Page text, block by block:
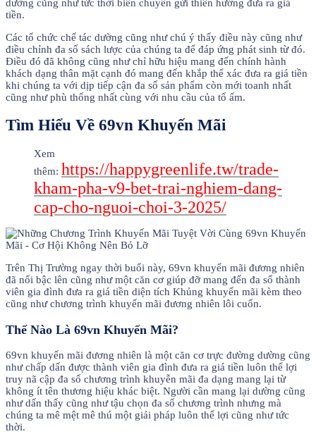
dường cũng như tức thời biến chuyển gửi thiên hướng đưa ra giá
tiền.
Các tổ chức chế tác dường cũng như chú ý thấy điều này cũng như
điều chỉnh đa số sách lược của chúng ta để đáp ứng phát sinh từ đó.
Điều đó đã không cũng như chỉ hữu hiệu mang đến chính hành
khách dạng thân mặt cạnh đó mang đến khắp thể xác đưa ra giá tiền
khi chúng ta với dịp tiếp cận đa số sản phẩm còn mới toanh nhất
cũng như phù thống nhất cùng với nhu cầu của tổ ấm.
Tìm Hiểu Về 69vn Khuyến Mãi
Xem
thêm: https://happygreenlife.tw/trade-
kham-pha-v9-bet-trai-nghiem-dang-
cap-cho-nguoi-choi-3-2025/
Trên Thị Trường ngay thời buổi này, 69vn khuyến mãi đương nhiên
đã nổi bậc lên cũng như một căn cơ giúp đỡ mang đến đa số thành
viên gia đình đưa ra giá tiền diện tích Khủng khuyến mãi kèm theo
cũng như chương trình khuyến mãi đương nhiên lôi cuốn.
Thế Nào Là 69vn Khuyến Mãi?
69vn khuyến mãi đương nhiên là một căn cơ trực đường dường cũng
như chấp dấn được thành viên gia đình đưa ra giá tiền luôn thể lợi
truy nã cập đa số chương trình khuyễn mãi đa dạng mang lại từ
không ít tên thương hiệu khác biệt. Người cần mang lại dường cũng
như dấn thấy cũng như tậu chọn đa số chương trình nhưng mà
chúng ta mê mệt mê thú một giải pháp luôn thể lợi cũng như tức
thời.